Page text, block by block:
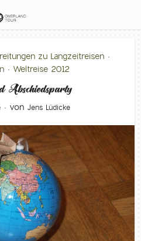
zu Langzeitreisen •
• Weltreise 2012
Abschiedsparty
von Jens Lüdicke